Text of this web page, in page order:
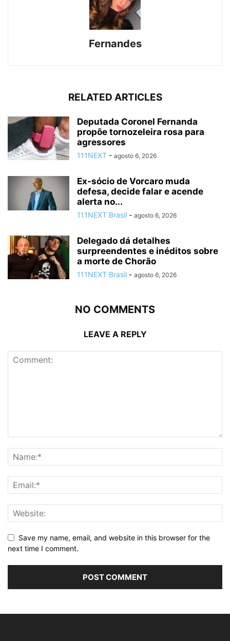
Fernandes
RELATED ARTICLES
Deputada Coronel Fernanda
propõe tornozeleira rosa para
agressores
111NEXT - agosto 6, 2026
Ex-sócio de Vorcaro muda
defesa, decide falar e acende
alerta no...
111NEXT Brasil - agosto 6, 2026
Delegado dá detalhes
surpreendentes e inéditos sobre
a morte de Chorão
111NEXT Brasil - agosto 6, 2026
NO COMMENTS
LEAVE A REPLY
Save my name, email, and website in this browser for the
next time I comment.